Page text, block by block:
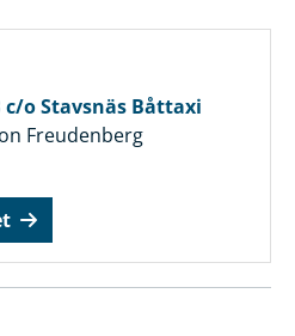
o Stavsnäs Båttaxi
Freudenberg